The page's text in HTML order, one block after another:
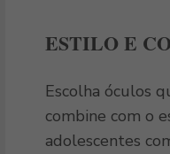
ESTILO E
Escolha óculos
combine com o
adolescentes